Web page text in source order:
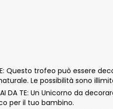
Questo trofeo può essere
Le possibilità sono
FAI DA TE: Un Unicorno da
per il tuo bambino.